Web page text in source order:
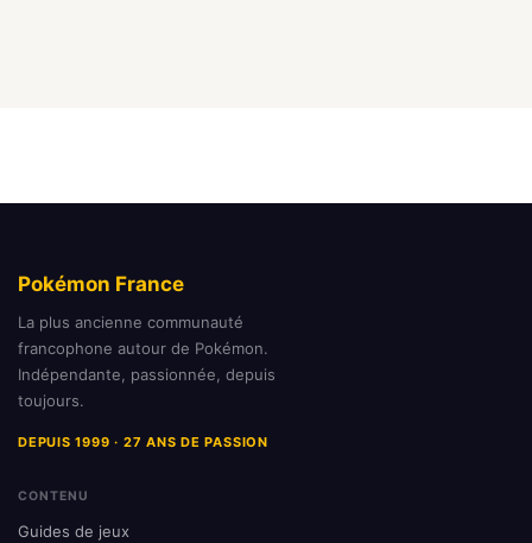
Pokémon France
La plus ancienne communauté
francophone autour de Pokémon.
Indépendante, passionnée, depuis
toujours.
DEPUIS 1999 · 27 ANS DE PASSION
CONTENU
Guides de jeux